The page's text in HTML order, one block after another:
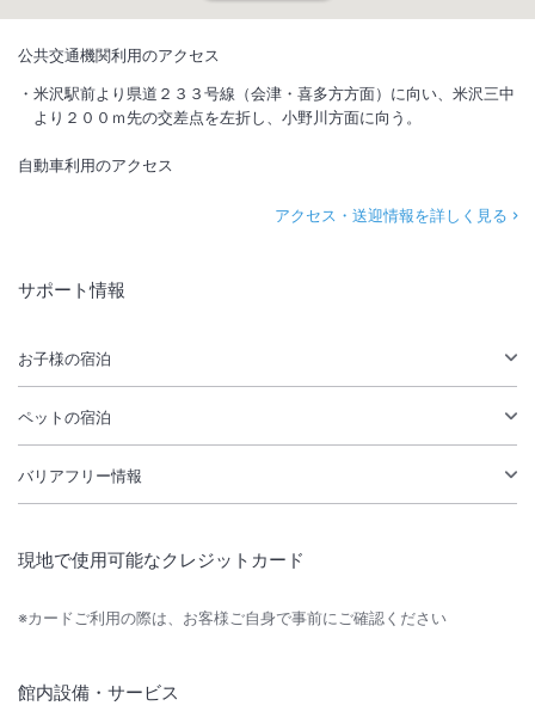
公共交通機関利用のアクセス
米沢駅前より県道２３３号線（会津・喜多方方面）に向い、米沢三中
より２００ｍ先の交差点を左折し、小野川方面に向う。
自動車利用のアクセス
アクセス・送迎情報を詳しく見る
サポート情報
お子様の宿泊
ペットの宿泊
バリアフリー情報
現地で使用可能なクレジットカード
※カードご利用の際は、お客様ご自身で事前にご確認ください
館内設備・サービス